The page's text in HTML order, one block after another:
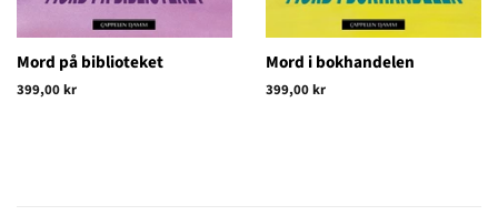
Mord på biblioteket
Vanlig
399,00 kr
Mord i bokhandelen
Vanlig
399,00 kr